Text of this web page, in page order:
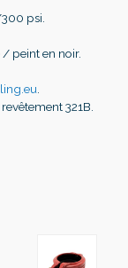
psi.
peint en noir.
.
revêtement 321B.